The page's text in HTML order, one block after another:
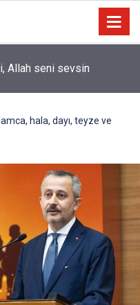
Allah seni sevsin
hala, dayı, teyze ve